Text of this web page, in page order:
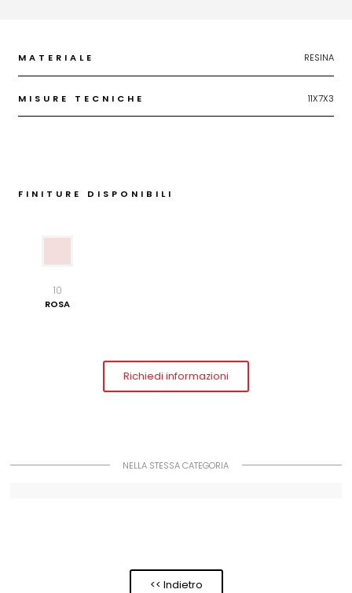
MATERIALE RESINA
MISURE TECNICHE 11X7X3
FINITURE DISPONIBILI
10
ROSA
Richiedi informazioni
NELLA STESSA CATEGORIA
<< Indietro